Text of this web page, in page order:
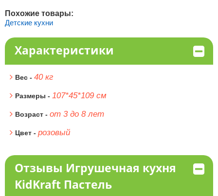
Похожие товары:
Детские кухни
Характеристики
Вес - 40 кг
Размеры - 107*45*109 см
Возраст - от 3 до 8 лет
Цвет - розовый
Отзывы Игрушечная кухня
KidKraft Пастель